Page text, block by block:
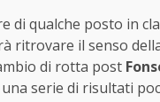
di qualche posto in
ritrovare il senso
di rotta post
serie di risultati